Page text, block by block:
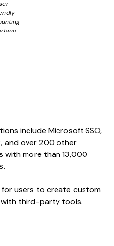
include Microsoft SSO,
and over 200 other
with more than 13,000
for users to create custom
third-party tools.